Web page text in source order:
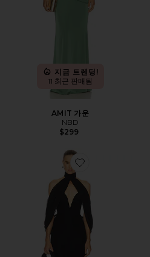
지금 트렌딩!
11 최근 판매됨
AMIT 가운
NBD
$299
Favorite BRAGA 가운